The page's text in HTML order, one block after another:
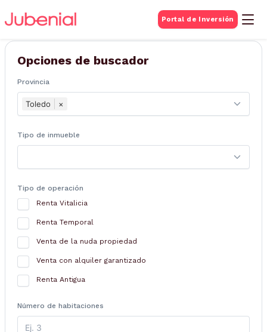
Portal de Inversión
BUSQUEDA DE
Inmuebles
Opciones de buscador
Provincia
Toledo ×
Tipo de inmueble
Tipo de operación
Renta Vitalicia
Renta Temporal
Venta de la nuda propiedad
Venta con alquiler garantizado
Renta Antigua
Número de habitaciones